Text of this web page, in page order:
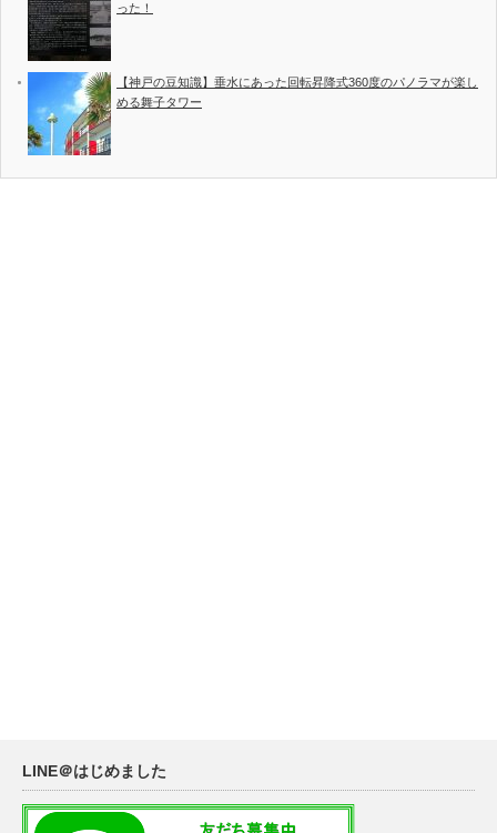
った！
【神戸の豆知識】垂水にあった回転昇降式360度のパノラマが楽し
める舞子タワー
LINE＠はじめました